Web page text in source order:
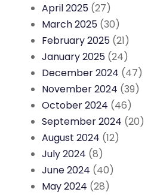
April 2025 (27)
March 2025 (30)
February 2025 (21)
January 2025 (24)
December 2024 (47)
November 2024 (39)
October 2024 (46)
September 2024 (20)
August 2024 (12)
July 2024 (8)
June 2024 (40)
May 2024 (28)